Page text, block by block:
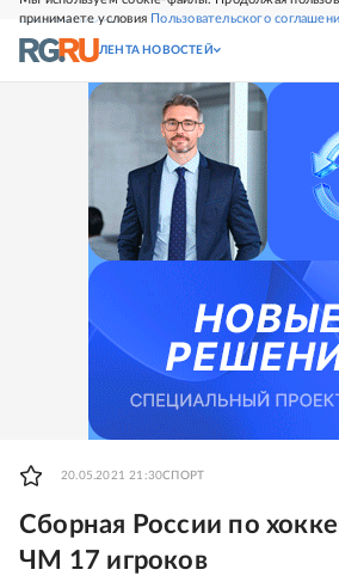
принимаете условия Пользовательского
СВЕЖИЙ НОМЕР
ЛЕНТА НОВОСТЕЙ
20.05.2021 21:30СПОРТ
Сборная России по
ЧМ 17 игроков